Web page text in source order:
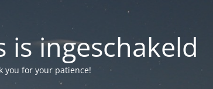
ingeschakeld
you for your patience!